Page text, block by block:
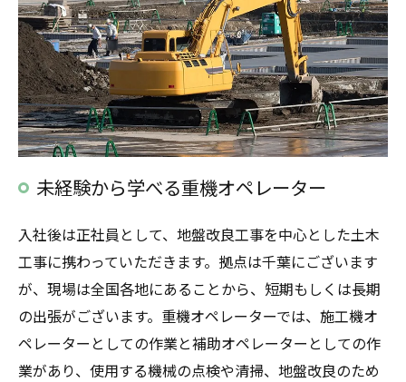
未経験から学べる重機オペレーター
入社後は正社員として、地盤改良工事を中心とした土木
工事に携わっていただきます。拠点は千葉にございます
が、現場は全国各地にあることから、短期もしくは長期
の出張がございます。重機オペレーターでは、施工機オ
ペレーターとしての作業と補助オペレーターとしての作
業があり、使用する機械の点検や清掃、地盤改良のため